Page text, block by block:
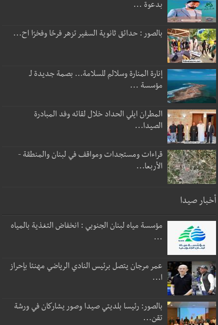
بدعوة ...
بالصور : حدائق ثانوية السفير تزهر فرحًا وفخرًا اح...
إنارة المنارة وسلالم للسلامة… بصمة جديدة لـ
مؤسسة ...
المطران ايلي الحداد خلال لقائه وفد المبادرة
الصيدا...
قراءات ومستجدات ومواقف في لبنان والمنطقة -
الأربعا...
أخبار صيدا
مؤسسة مياه لبنان الجنوبي : انخفاض التغذية بالمياه
...
عمر مرجان يتصل برئيس النادي الرياضي مهنئا بإحراز
ا...
بالصور: رئيسا بلديتي صيدا وصور يشاركان في ورشة
تقن...